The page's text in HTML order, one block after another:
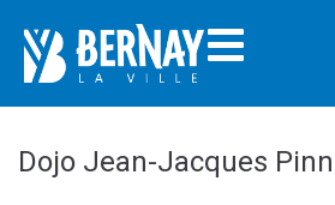
Dojo Jean-Jacques